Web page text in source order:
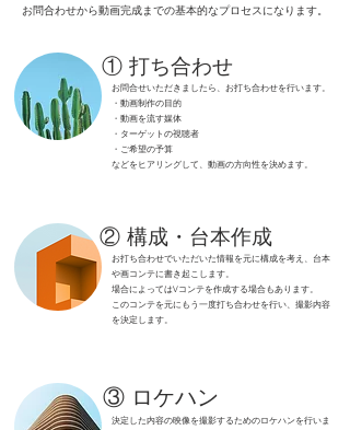
お問合わせから動画完成までの基本的なプロセスになります。
①​ 打ち合わせ
​お問合せいただきましたら、お打ち合わせを行います。
・動画制作の目的
・動画を流す媒体
・ターゲットの視聴者
・ご希望の予算
などをヒアリングして、動画の方向性を決めます。
② 構成・台本作成
お打ち合わせでいただいた情報を元に構成を考え、台本
や画コンテに書き起こします。
​場合によってはVコンテを作成する場合もあります。
​このコンテを元にもう一度打ち合わせを行い、撮影内容
を決定します。
③ ロケハン
決定した内容の映像を撮影するためのロケハンを行いま